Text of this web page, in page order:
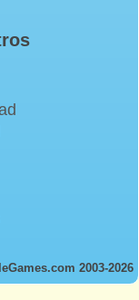
2003-2026